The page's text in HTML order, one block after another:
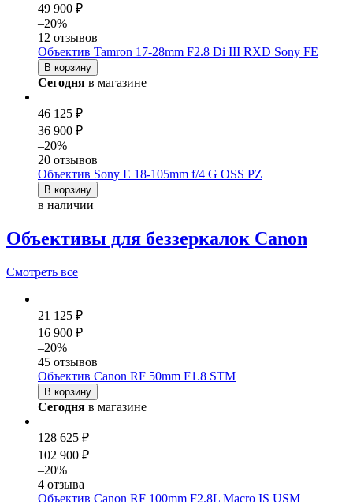
49 900 ₽
–20%
12 отзывов
Объектив Tamron 17-28mm F2.8 Di III RXD Sony FE
В корзину
Сегодня в магазине
46 125 ₽
36 900 ₽
–20%
20 отзывов
Объектив Sony E 18-105mm f/4 G OSS PZ
В корзину
в наличии
Объективы для беззеркалок Canon
Смотреть все
21 125 ₽
16 900 ₽
–20%
45 отзывов
Объектив Canon RF 50mm F1.8 STM
В корзину
Сегодня в магазине
128 625 ₽
102 900 ₽
–20%
4 отзыва
Объектив Canon RF 100mm F2.8L Macro IS USM